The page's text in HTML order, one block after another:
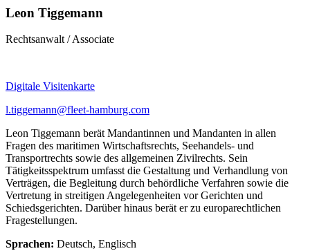
Leon Tiggemann
Rechtsanwalt / Associate
Digitale Visitenkarte
l.tiggemann@fleet-hamburg.com
Leon Tiggemann berät Mandantinnen und Mandanten in allen
Fragen des maritimen Wirtschaftsrechts, Seehandels- und
Transportrechts sowie des allgemeinen Zivilrechts. Sein
Tätigkeitsspektrum umfasst die Gestaltung und Verhandlung von
Verträgen, die Begleitung durch behördliche Verfahren sowie die
Vertretung in streitigen Angelegenheiten vor Gerichten und
Schiedsgerichten. Darüber hinaus berät er zu europarechtlichen
Fragestellungen.
Sprachen: Deutsch, Englisch